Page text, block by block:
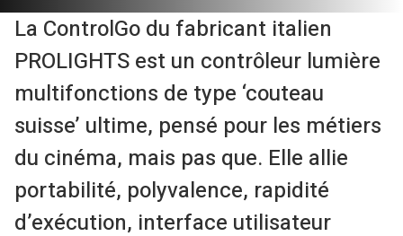
La ControlGo du fabricant italien
PROLIGHTS est un contrôleur lumière
multifonctions de type ‘couteau
suisse’ ultime, pensé pour les métiers
du cinéma, mais pas que. Elle allie
portabilité, polyvalence, rapidité
d’exécution, interface utilisateur